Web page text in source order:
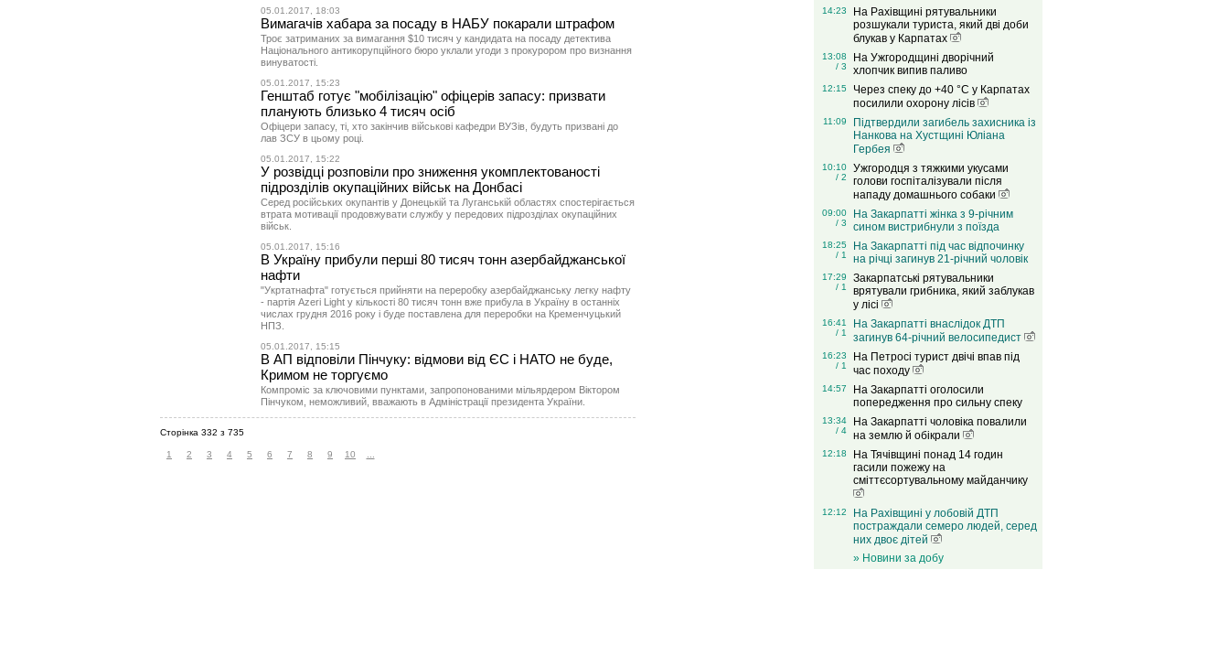
05.01.2017, 18:03
Вимагачів хабара за посаду в НАБУ покарали штрафом
Троє затриманих за вимагання $10 тисяч у кандидата на посаду детектива
Національного антикорупційного бюро уклали угоди з прокурором про визнання
винуватості.
05.01.2017, 15:23
Генштаб готує "мобілізацію" офіцерів запасу: призвати
планують близько 4 тисяч осіб
Офіцери запасу, ті, хто закінчив військові кафедри ВУЗів, будуть призвані до
лав ЗСУ в цьому році.
05.01.2017, 15:22
У розвідці розповіли про зниження укомплектованості
підрозділів окупаційних військ на Донбасі
Серед російських окупантів у Донецькій та Луганській областях спостерігається
втрата мотивації продовжувати службу у передових підрозділах окупаційних
військ.
05.01.2017, 15:16
В Україну прибули перші 80 тисяч тонн азербайджанської
нафти
"Укртатнафта" готується прийняти на переробку азербайджанську легку нафту
- партія Azeri Light у кількості 80 тисяч тонн вже прибула в Україну в останніх
числах грудня 2016 року і буде поставлена для переробки на Кременчуцький
НПЗ.
05.01.2017, 15:15
В АП відповіли Пінчуку: відмови від ЄС і НАТО не буде,
Кримом не торгуємо
Компроміс за ключовими пунктами, запропонованими мільярдером Віктором
Пінчуком, неможливий, вважають в Адміністрації президента України.
Сторінка 332 з 735
1 2 3 4 5 6 7 8 9 10
14:23
На Рахівщині рятувальники
розшукали туриста, який дві доби
блукав у Карпатах
13:08
/ 3
На Ужгородщині дворічний
хлопчик випив паливо
12:15
Через спеку до +40 °C у Карпатах
посилили охорону лісів
11:09
Підтвердили загибель захисника із
Нанкова на Хустщині Юліана
Гербея
10:10
/ 2
Ужгородця з тяжкими укусами
голови госпіталізували після
нападу домашнього собаки
09:00
/ 3
На Закарпатті жінка з 9-річним
сином вистрибнули з поїзда
18:25
/ 1
На Закарпатті під час відпочинку
на річці загинув 21-річний чоловік
17:29
/ 1
Закарпатські рятувальники
врятували грибника, який заблукав
у лісі
16:41
/ 1
На Закарпатті внаслідок ДТП
загинув 64-річний велосипедист
16:23
/ 1
На Петросі турист двічі впав під
час походу
14:57
На Закарпатті оголосили
попередження про сильну спеку
13:34
/ 4
На Закарпатті чоловіка повалили
на землю й обікрали
12:18
На Тячівщині понад 14 годин
гасили пожежу на
сміттєсортувальному майданчику
12:12
На Рахівщині у лобовій ДТП
постраждали семеро людей, серед
них двоє дітей
» Новини за добу